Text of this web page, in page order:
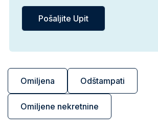
Omiljena Odštampati
Omiljene nekretnine